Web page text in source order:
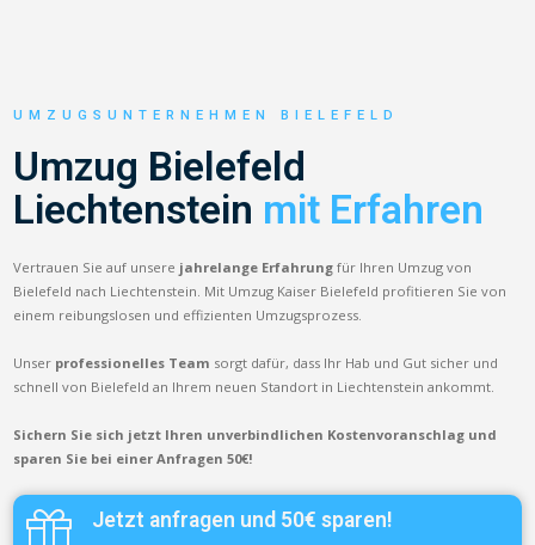
UMZUGSUNTERNEHMEN BIELEFELD
Umzug Bielefeld
Liechtenstein mit Erfahren
Vertrauen Sie auf unsere jahrelange Erfahrung für Ihren Umzug von
Bielefeld nach Liechtenstein. Mit Umzug Kaiser Bielefeld profitieren Sie von
einem reibungslosen und effizienten Umzugsprozess.
Unser professionelles Team sorgt dafür, dass Ihr Hab und Gut sicher und
schnell von Bielefeld an Ihrem neuen Standort in Liechtenstein ankommt.
Sichern Sie sich jetzt Ihren unverbindlichen Kostenvoranschlag und
sparen Sie bei einer Anfragen 50€!
Jetzt anfragen und 50€ sparen!